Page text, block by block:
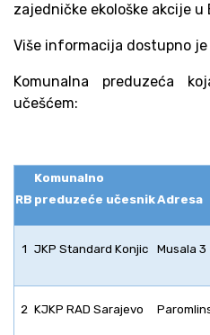
zajedničke ekološke akcije u
Više informacija dostupno
Komunalna preduzeća
učešćem:
RB
Komunalno
preduzeće učesnikAdresa
1 JKP Standard Konjic Musala 3
2 KJKP RAD Sarajevo